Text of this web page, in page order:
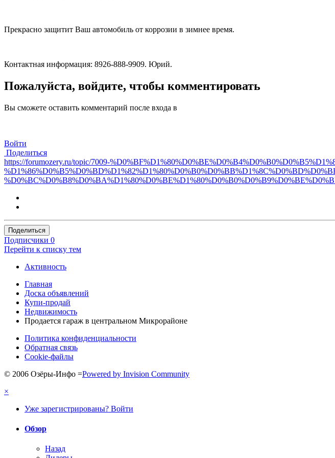
Прекрасно защитит Ваш автомобиль от коррозии в зимнее время.
Контактная информация: 8926-888-9909. Юрий.
Пожалуйста, войдите, чтобы комментировать
Вы сможете оставить комментарий после входа в
Войти
Поделиться
https://forumozery.ru/topic/7009-
Поделиться
Подписчики 0
Перейти к списку тем
Активность
Главная
Доска объявлений
Купи-продай
Недвижимость
Продается гараж в центральном Микрорайоне
Политика конфиденциальности
Обратная связь
Cookie-файлы
© 2006 Озёры-Инфо =Powered by Invision Community
×
Уже зарегистрированы? Войти
Обзор
Назад